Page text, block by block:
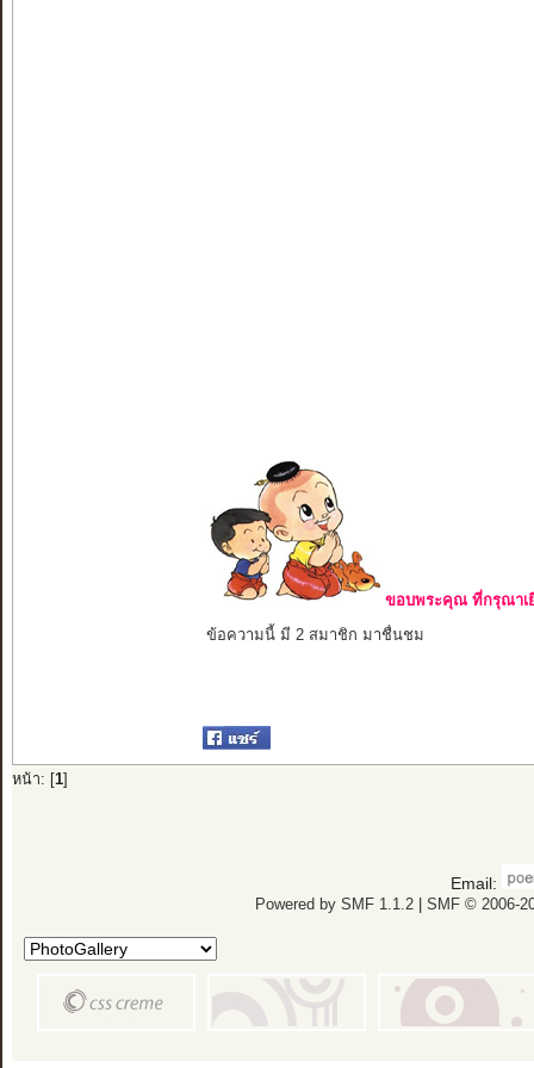
ขอบพระคุณ ที่กรุณาเ
ข้อความนี้ มี 2 สมาชิก มาชื่นชม
หน้า: [ 1]
Email:
Powered by SMF 1.1.2| SMF © 2006-